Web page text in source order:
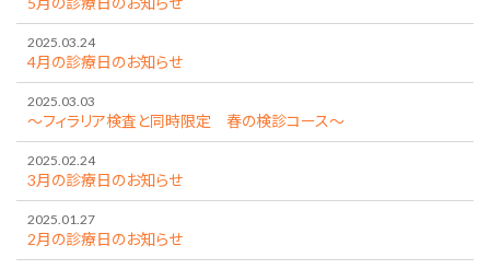
2025.03.24
4月の診療日のお知らせ
2025.03.03
～フィラリア検査と同時限定 春の検診コース～
2025.02.24
3月の診療日のお知らせ
2025.01.27
2月の診療日のお知らせ